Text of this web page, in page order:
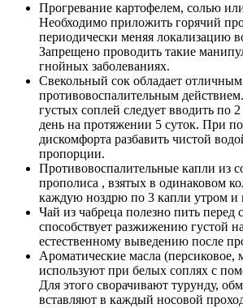
Прогревание картофелем, солью
Необходимо приложить горячий
периодически меняя локализацию
Запрещено проводить такие
гнойных заболеваниях.
Свекольный сок обладает отличным
противовоспалительным
густых соплей следует вводить по
день на протяжении 5 суток. При
дискомфорта разбавить чистой
пропорции.
Противовоспалительные капли из
прополиса , взятых в одинаковом
каждую ноздрю по 3 капли утром и
Чай из чабреца полезно пить перед
способствует разжижению густой
естественному выведению после
Ароматические масла (персиковое,
используют при белых соплях с
Для этого сворачивают турунду,
вставляют в каждый носовой